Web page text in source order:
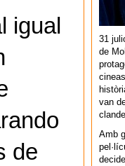
igual
de
31
de
van
Amb